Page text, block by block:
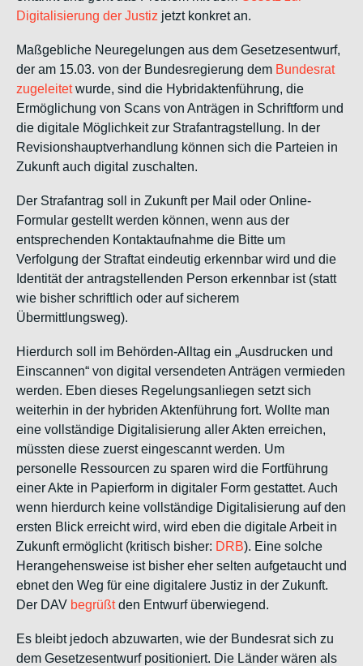
Digitalisierung der Justiz jetzt konkret an.
Maßgebliche Neuregelungen aus dem Gesetzesentwurf,
der am 15.03. von der Bundesregierung dem Bundesrat
zugeleitetwurde, sind die Hybridaktenführung, die
Ermöglichung von Scans von Anträgen in Schriftform und
die digitale Möglichkeit zur Strafantragstellung. In der
Revisionshauptverhandlung können sich die Parteien in
Zukunft auch digital zuschalten.
Der Strafantrag soll in Zukunft per Mail oder Online-
Formular gestellt werden können, wenn aus der
entsprechenden Kontaktaufnahme die Bitte um
Verfolgung der Straftat eindeutig erkennbar wird und die
Identität der antragstellenden Person erkennbar ist (statt
wie bisher schriftlich oder auf sicherem
Übermittlungsweg).
Hierdurch soll im Behörden-Alltag ein „Ausdrucken und
Einscannen“ von digital versendeten Anträgen vermieden
werden. Eben dieses Regelungsanliegen setzt sich
weiterhin in der hybriden Aktenführung fort. Wollte man
eine vollständige Digitalisierung aller Akten erreichen,
müssten diese zuerst eingescannt werden. Um
personelle Ressourcen zu sparen wird die Fortführung
einer Akte in Papierform in digitaler Form gestattet. Auch
wenn hierdurch keine vollständige Digitalisierung auf den
ersten Blick erreicht wird, wird eben die digitale Arbeit in
Zukunft ermöglicht (kritisch bisher: DRB). Eine solche
Herangehensweise ist bisher eher selten aufgetaucht und
ebnet den Weg für eine digitalere Justiz in der Zukunft.
Der DAV begrüßtden Entwurf überwiegend.
Es bleibt jedoch abzuwarten, wie der Bundesrat sich zu
dem Gesetzesentwurf positioniert. Die Länder wären als